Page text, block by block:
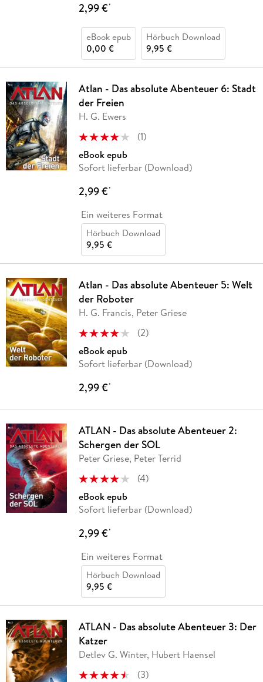
2,99 €*
eBook epub
0,00 €
Hörbuch Download
9,95 €
Atlan - Das absolute Abenteuer 6: Stadt
der Freien
H. G. Ewers
(1)
eBook epub
Sofort lieferbar (Download)
2,99 €*
Ein weiteres Format
Hörbuch Download
9,95 €
Atlan - Das absolute Abenteuer 5: Welt
der Roboter
H. G. Francis, Peter Griese
(2)
eBook epub
Sofort lieferbar (Download)
2,99 €*
ATLAN - Das absolute Abenteuer 2:
Schergen der SOL
Peter Griese, Peter Terrid
(4)
eBook epub
Sofort lieferbar (Download)
2,99 €*
Ein weiteres Format
Hörbuch Download
9,95 €
ATLAN - Das absolute Abenteuer 3: Der
Katzer
Detlev G. Winter, Hubert Haensel
(3)